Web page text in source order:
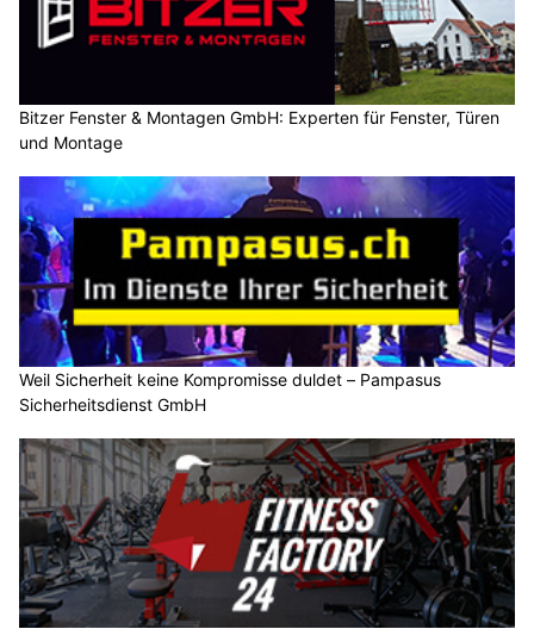
Bitzer Fenster & Montagen GmbH: Experten für Fenster, Türen
und Montage
Weil Sicherheit keine Kompromisse duldet – Pampasus
Sicherheitsdienst GmbH